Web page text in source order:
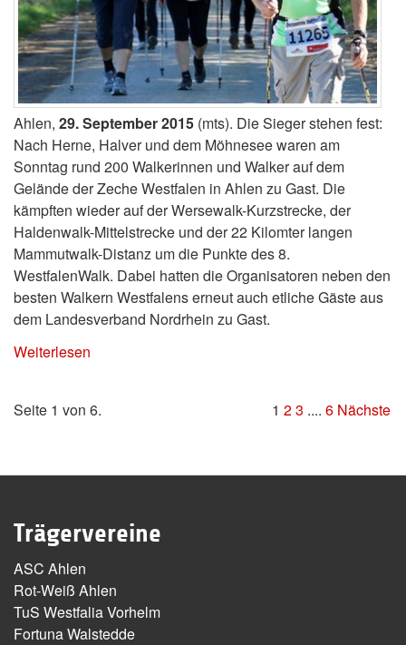
Ahlen, 29. September 2015 (mts). Die Sieger stehen fest:
Nach Herne, Halver und dem Möhnesee waren am
Sonntag rund 200 Walkerinnen und Walker auf dem
Gelände der Zeche Westfalen in Ahlen zu Gast. Die
kämpften wieder auf der Wersewalk-Kurzstrecke, der
Haldenwalk-Mittelstrecke und der 22 Kilomter langen
Mammutwalk-Distanz um die Punkte des 8.
WestfalenWalk. Dabei hatten die Organisatoren neben den
besten Walkern Westfalens erneut auch etliche Gäste aus
dem Landesverband Nordrhein zu Gast.
Weiterlesen
Seite 1 von 6. 1 23 .... 6 Nächste
Trägervereine
ASC Ahlen
Rot-Weiß Ahlen
TuS Westfalia Vorhelm
Fortuna Walstedde